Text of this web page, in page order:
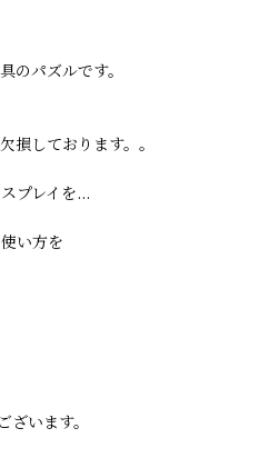
のパズルです。
損しております。。
プレイを...
い方を
います。